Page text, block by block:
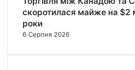
скоротилася майже на $2
роки
6 Серпня 2026